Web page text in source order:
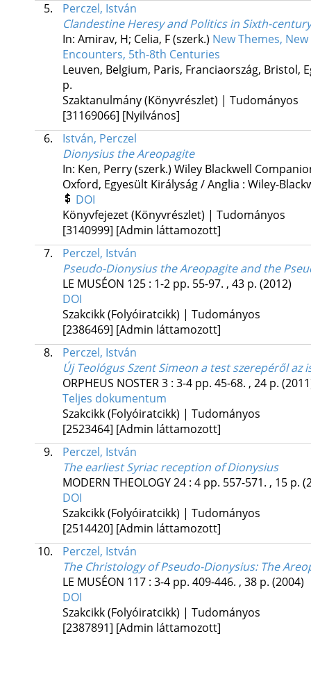
5.
Perczel, István
Clandestine Heresy and Politics in Sixth-
In: Amirav, H; Celia, F (szerk.) New Themes,
Encounters, 5th-8th Centuries
Leuven, Belgium, Paris, Franciaország, Bristol,
p.
Szaktanulmány (Könyvrészlet) | Tudományos
[31169066] [Nyilvános]
6.
István, Perczel
Dionysius the Areopagite
In: Ken, Perry (szerk.) Wiley Blackwell
Oxford, Egyesült Királyság / Anglia : Wiley-
DOI
Könyvfejezet (Könyvrészlet) | Tudományos
[3140999] [Admin láttamozott]
7.
Perczel, István
Pseudo-Dionysius the Areopagite and the
LE MUSÉON 125: 1-2 pp. 55-97. , 43 p. (2012)
DOI
Szakcikk (Folyóiratcikk) | Tudományos
[2386469] [Admin láttamozott]
8.
Perczel, István
Új Teológus Szent Simeon a test szerepéről az
ORPHEUS NOSTER3: 3-4 pp. 45-68. , 24 p.
Teljes dokumentum
Szakcikk (Folyóiratcikk) | Tudományos
[2523464] [Admin láttamozott]
9.
Perczel, István
The earliest Syriac reception of Dionysius
MODERN THEOLOGY24: 4 pp. 557-571. , 15 p.
DOI
Szakcikk (Folyóiratcikk) | Tudományos
[2514420] [Admin láttamozott]
10.
Perczel, István
The Christology of Pseudo-Dionysius: The
LE MUSÉON 117: 3-4 pp. 409-446. , 38 p. (2004)
DOI
Szakcikk (Folyóiratcikk) | Tudományos
[2387891] [Admin láttamozott]